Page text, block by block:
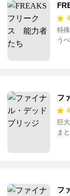
特
う
フ
巨
ま
フ